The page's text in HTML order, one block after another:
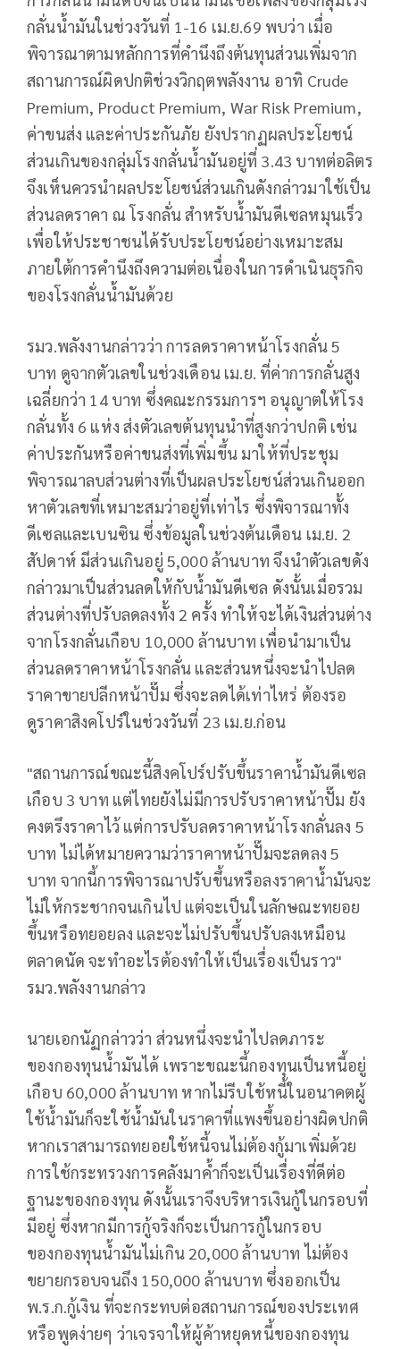
กลั่นน้ำมันในช่วงวันที่ 1-16 เม.ย.69 พบว่า เมื่อ
พิจารณาตามหลักการที่คำนึงถึงต้นทุนส่วนเพิ่มจาก
สถานการณ์ผิดปกติช่วงวิกฤตพลังงาน อาทิ Crude
Premium, Product Premium, War Risk Premium,
ค่าขนส่ง และค่าประกันภัย ยังปรากฏผลประโยชน์
ส่วนเกินของกลุ่มโรงกลั่นน้ำมันอยู่ที่ 3.43 บาทต่อลิตร
จึงเห็นควรนำผลประโยชน์ส่วนเกินดังกล่าวมาใช้เป็น
ส่วนลดราคา ณ โรงกลั่น สำหรับน้ำมันดีเซลหมุนเร็ว
เพื่อให้ประชาชนได้รับประโยชน์อย่างเหมาะสม
ภายใต้การคำนึงถึงความต่อเนื่องในการดำเนินธุรกิจ
ของโรงกลั่นน้ำมันด้วย
รมว.พลังงานกล่าวว่า การลดราคาหน้าโรงกลั่น 5
บาท ดูจากตัวเลขในช่วงเดือน เม.ย. ที่ค่าการกลั่นสูง
เฉลี่ยกว่า 14 บาท ซึ่งคณะกรรมการฯ อนุญาตให้โรง
กลั่นทั้ง 6 แห่ง ส่งตัวเลขต้นทุนนำที่สูงกว่าปกติ เช่น
ค่าประกันหรือค่าขนส่งที่เพิ่มขึ้น มาให้ที่ประชุม
พิจารณาลบส่วนต่างที่เป็นผลประโยชน์ส่วนเกินออก
หาตัวเลขที่เหมาะสมว่าอยู่ที่เท่าไร ซึ่งพิจารณาทั้ง
ดีเซลและเบนซิน ซึ่งข้อมูลในช่วงต้นเดือน เม.ย. 2
สัปดาห์ มีส่วนเกินอยู่ 5,000 ล้านบาท จึงนำตัวเลขดัง
กล่าวมาเป็นส่วนลดให้กับน้ำมันดีเซล ดังนั้นเมื่อรวม
ส่วนต่างที่ปรับลดลงทั้ง 2 ครั้ง ทำให้จะได้เงินส่วนต่าง
จากโรงกลั่นเกือบ 10,000 ล้านบาท เพื่อนำมาเป็น
ส่วนลดราคาหน้าโรงกลั่น และส่วนหนึ่งจะนำไปลด
ราคาขายปลีกหน้าปั๊ม ซึ่งจะลดได้เท่าไหร่ ต้องรอ
ดูราคาสิงคโปร์ในช่วงวันที่ 23 เม.ย.ก่อน
"สถานการณ์ขณะนี้สิงคโปร์ปรับขึ้นราคาน้ำมันดีเซล
เกือบ 3 บาท แต่ไทยยังไม่มีการปรับราคาหน้าปั๊ม ยัง
คงตรึงราคาไว้ แต่การปรับลดราคาหน้าโรงกลั่นลง 5
บาท ไม่ได้หมายความว่าราคาหน้าปั๊มจะลดลง 5
บาท จากนี้การพิจารณาปรับขึ้นหรือลงราคาน้ำมันจะ
ไม่ให้กระชากจนเกินไป แต่จะเป็นในลักษณะทยอย
ขึ้นหรือทยอยลง และจะไม่ปรับขึ้นปรับลงเหมือน
ตลาดนัด จะทำอะไรต้องทำให้เป็นเรื่องเป็นราว"
รมว.พลังงานกล่าว
นายเอกนัฏกล่าวว่า ส่วนหนึ่งจะนำไปลดภาระ
ของกองทุนน้ำมันได้ เพราะขณะนี้กองทุนเป็นหนี้อยู่
เกือบ 60,000 ล้านบาท หากไม่รีบใช้หนี้ในอนาคตผู้
ใช้น้ำมันก็จะใช้น้ำมันในราคาที่แพงขึ้นอย่างผิดปกติ
หากเราสามารถทยอยใช้หนี้จนไม่ต้องกู้มาเพิ่มด้วย
การใช้กระทรวงการคลังมาค้ำก็จะเป็นเรื่องที่ดีต่อ
ฐานะของกองทุน ดังนั้นเราจึงบริหารเงินกู้ในกรอบที่
มีอยู่ ซึ่งหากมีการกู้จริงก็จะเป็นการกู้ในกรอบ
ของกองทุนน้ำมันไม่เกิน 20,000 ล้านบาท ไม่ต้อง
ขยายกรอบจนถึง 150,000 ล้านบาท ซึ่งออกเป็น
พ.ร.ก.กู้เงิน ที่จะกระทบต่อสถานการณ์ของประเทศ
หรือพูดง่ายๆ ว่าเจรจาให้ผู้ค้าหยุดหนี้ของกองทุน